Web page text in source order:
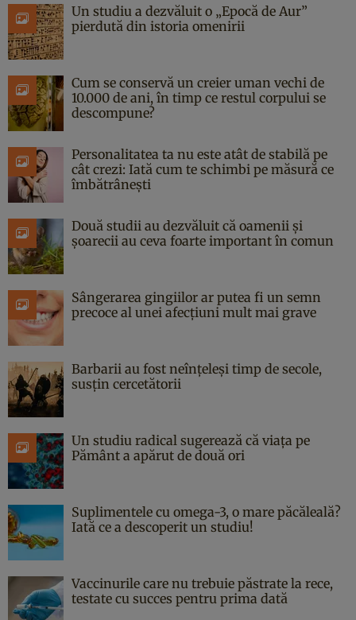
Un studiu a dezvăluit o „Epocă de Aur”
pierdută din istoria omenirii
Cum se conservă un creier uman vechi de
10.000 de ani, în timp ce restul corpului se
descompune?
Personalitatea ta nu este atât de stabilă pe
cât crezi: Iată cum te schimbi pe măsură ce
îmbătrânești
Două studii au dezvăluit că oamenii și
șoarecii au ceva foarte important în comun
Sângerarea gingiilor ar putea fi un semn
precoce al unei afecțiuni mult mai grave
Barbarii au fost neînțeleși timp de secole,
susțin cercetătorii
Un studiu radical sugerează că viața pe
Pământ a apărut de două ori
Suplimentele cu omega-3, o mare păcăleală?
Iată ce a descoperit un studiu!
Vaccinurile care nu trebuie păstrate la rece,
testate cu succes pentru prima dată